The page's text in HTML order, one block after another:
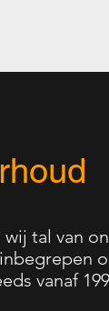
tal van
vanaf